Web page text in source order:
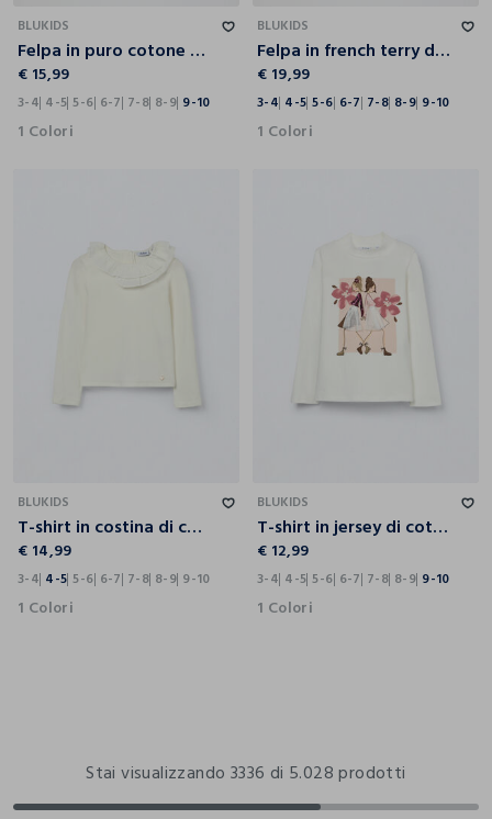
BLUKIDS
Felpa in puro cotone bambino
€ 15,99
3-4 4-5 5-6 6-7 7-8 8-9 9-10
1 Colori
BLUKIDS
Felpa in french terry di puro cotone bambina
€ 19,99
3-4 4-5 5-6 6-7 7-8 8-9 9-10
1 Colori
BLUKIDS
T-shirt in costina di cotone stretch bambina
€ 14,99
3-4 4-5 5-6 6-7 7-8 8-9 9-10
1 Colori
BLUKIDS
T-shirt in jersey di cotone stretch bambina
€ 12,99
3-4 4-5 5-6 6-7 7-8 8-9 9-10
1 Colori
Stai visualizzando 3336 di 5.028 prodotti